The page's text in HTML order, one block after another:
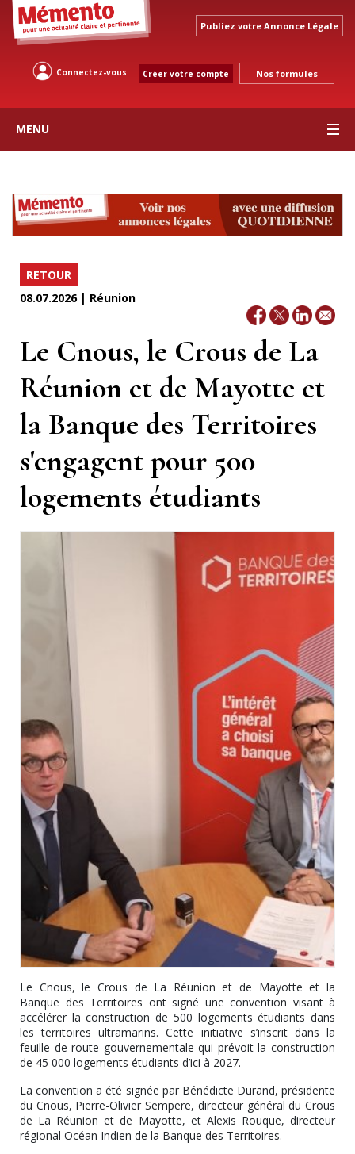
Publiez votre Annonce Légale
Connectez-vous Créer votre compte Nos formules
MENU
RETOUR
08.07.2026 | Réunion
Le Cnous, le Crous de La
Réunion et de Mayotte et
la Banque des Territoires
s'engagent pour 500
logements étudiants
Le Cnous, le Crous de La Réunion et de Mayotte et la
Banque des Territoires ont signé une convention visant à
accélérer la construction de 500 logements étudiants dans
les territoires ultramarins. Cette initiative s’inscrit dans la
feuille de route gouvernementale qui prévoit la construction
de 45 000 logements étudiants d’ici à 2027.
La convention a été signée par Bénédicte Durand, présidente
du Cnous, Pierre-Olivier Sempere, directeur général du Crous
de La Réunion et de Mayotte, et Alexis Rouque, directeur
régional Océan Indien de la Banque des Territoires.